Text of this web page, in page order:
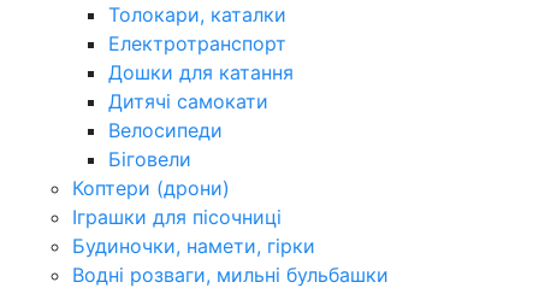
Толокари, каталки
Електротранспорт
Дошки для катання
Дитячі самокати
Велосипеди
Біговели
Коптери (дрони)
Іграшки для пісочниці
Будиночки, намети, гірки
Водні розваги, мильні бульбашки